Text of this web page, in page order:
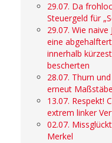
29.07. Da
Steuergeld für
29.07. Wie
eine
innerhalb
bescherten
28.07. Thurn
erneut Maßstäbe
13.07. Respekt!
extrem linker
02.07.
Merkel